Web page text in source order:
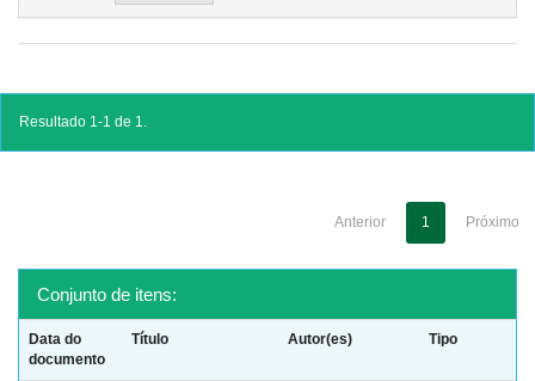
Resultado 1-1 de 1.
Anterior 1 Próximo
Conjunto de itens:
Data do
documento
Título Autor(es) Tipo